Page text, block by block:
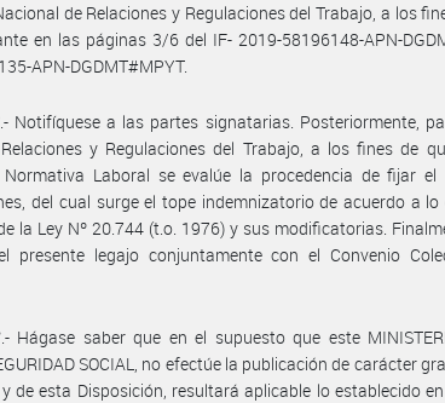
de Relaciones y Regulaciones del Trabajo, a los
en las páginas 3/6 del IF- 2019-58196148-APN-
APN-DGDMT#MPYT.
Notifíquese a las partes signatarias. Posteriormente,
y Regulaciones del Trabajo, a los fines de
Normativa Laboral se evalúe la procedencia de fijar
del cual surge el tope indemnizatorio de acuerdo a lo
la Ley Nº 20.744 (t.o. 1976) y sus modificatorias.
presente legajo conjuntamente con el Convenio
Hágase saber que en el supuesto que este
SOCIAL, no efectúe la publicación de carácter
de esta Disposición, resultará aplicable lo establecido